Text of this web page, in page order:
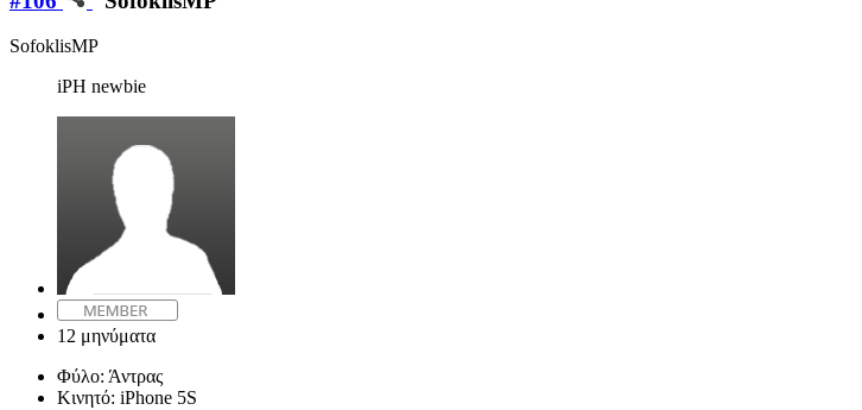
SofoklisMP
iPH newbie
12 μηνύματα
Φύλο: Άντρας
Κινητό: iPhone 5S